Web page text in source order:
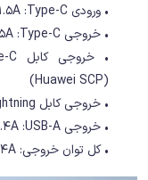
• ورودی 5V⎓3A, 9V⎓2A, 12V⎓1.5A :Type-C
• خروجی 5V⎓2.4A, 9V⎓2.22A, 12V⎓1.5A :Type-C
(Huawei SCP)
• خروجی کابل Lightning داخلی: 5V⎓2.4A, 9V⎓2.22A, 12V⎓1.5A
• خروجی 5V⎓2.4A :USB-A
• کل توان خروجی: 5V⎓2.4A